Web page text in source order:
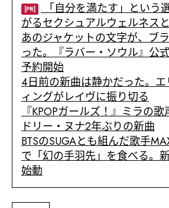
[PR]
「自分を満たす」という
がるセクシュアルウェルネス
あのジャケットの文字が、ブ
った。『ラバー・ソウル』公
予約開始
4日前の新曲は静かだった。
ィングがレイヴに振り切る
『KPOPガールズ！』ミラの
ドリー・ヌナ2年ぶりの新曲
BTSのSUGAとも組んだ歌手
で「幻の手羽先」を食べる。
始動